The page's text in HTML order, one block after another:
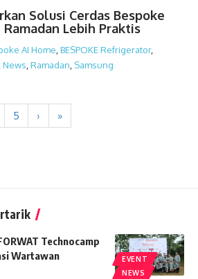
Solusi Cerdas Bespoke
Ramadan Lebih Praktis
AI Home BESPOKE Refrigerator,
News Ramadan Samsung
5 › »
EVENT
NEWS
Technocamp
Wartawan